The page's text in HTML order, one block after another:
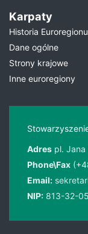
Karpaty
Historia Euroregionu
Dane ogólne
Strony krajowe
Inne euroregiony
Adres pl.
Phone\Fax
Email:
NIP: 813-32-